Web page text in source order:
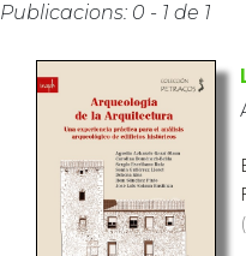
Publicacions: 0 - 1 de 1